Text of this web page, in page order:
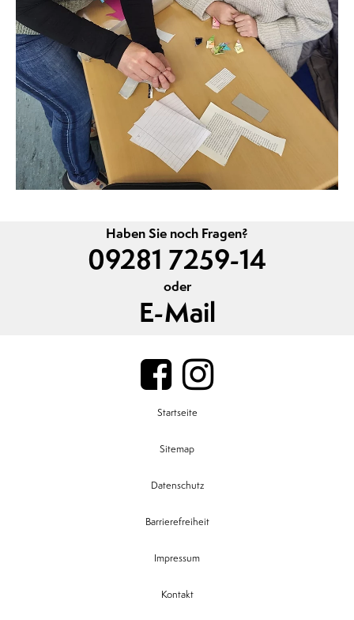
Haben Sie noch Fragen?
09281 7259-14
oder
E-Mail
Startseite
Sitemap
Datenschutz
Barrierefreiheit
Impressum
Kontakt